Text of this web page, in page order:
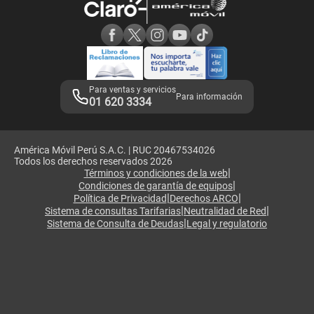
Adquirientes iPhone 6, 6S y SE
Mensaje de Seguridad
Términos y Condiciones de Tienda Claro
Libro de Reclamaciones
Legales de marketplace
Para ventas y servicios
01 620 3334 Para información
América Móvil Perú S.A.C. | RUC 20467534026
Todos los derechos reservados 2026
Términos y condiciones de la web|
Condiciones de garantía de equipos|
Política de Privacidad|Derechos ARCO|
Sistema de consultas Tarifarias|Neutralidad de Red|
Sistema de Consulta de Deudas|Legal y regulatorio